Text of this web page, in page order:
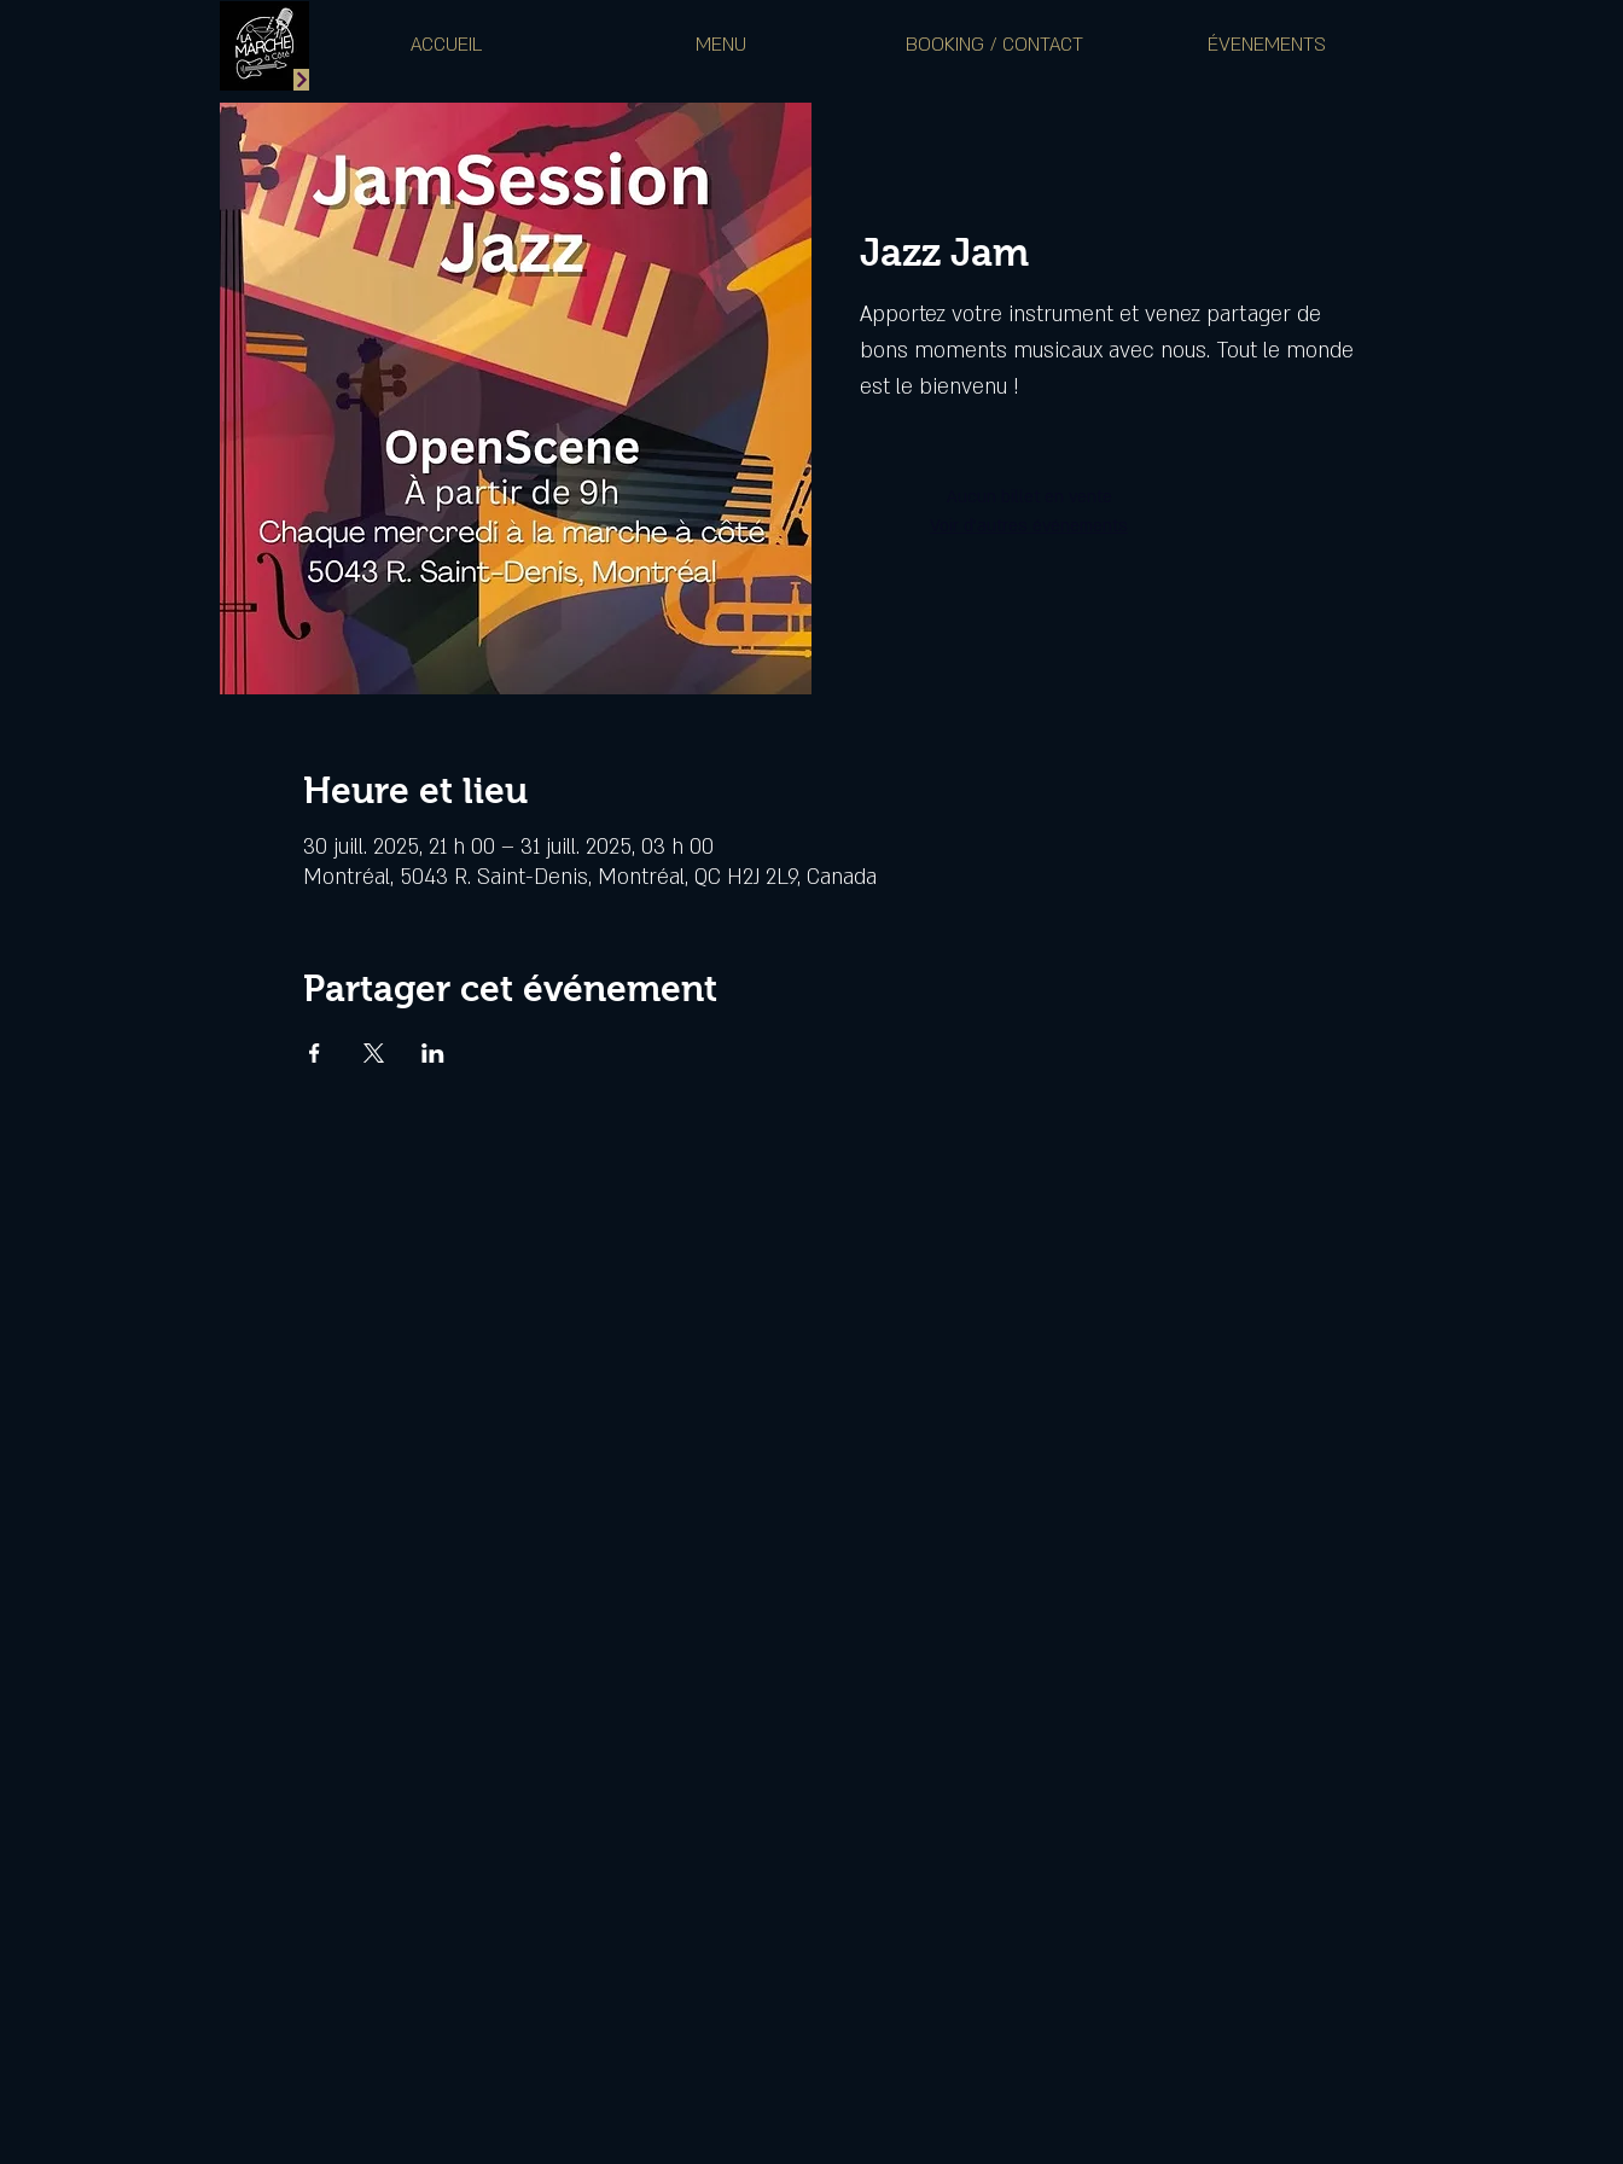
ACCUEIL MENU BOOKING / CONTACT ÉVENEMENTS
Jazz Jam
Apportez votre instrument et venez partager de
bons moments musicaux avec nous. Tout le monde
est le bienvenu !
Heure et lieu
30 juill. 2025, 21 h 00 – 31 juill. 2025, 03 h 00
Montréal, 5043 R. Saint-Denis, Montréal, QC H2J 2L9, Canada
Partager cet événement